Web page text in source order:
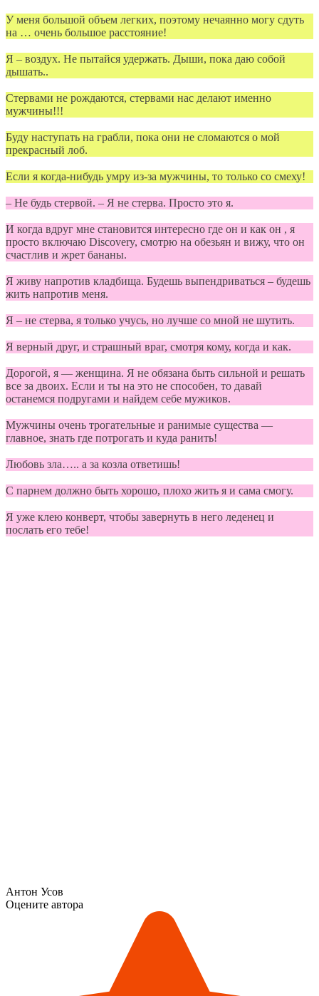
У меня большой объем легких, поэтому нечаянно могу сдуть
на … очень большое расстояние!
Я – воздух. Не пытайся удержать. Дыши, пока даю собой
дышать..
Стервами не рождаются, стервами нас делают именно
мужчины!!!
Буду наступать на грабли, пока они не сломаются о мой
прекрасный лоб.
Если я когда-нибудь умру из-за мужчины, то только со смеху!
– Не будь стервой. – Я не стерва. Просто это я.
И когда вдруг мне становится интересно где он и как он , я
просто включаю Discovery, смотрю на обезьян и вижу, что он
счастлив и жрет бананы.
Я живу напротив кладбища. Будешь выпендриваться – будешь
жить напротив меня.
Я – не стерва, я только учусь, но лучше со мной не шутить.
Я верный друг, и страшный враг, смотря кому, когда и как.
Дорогой, я — женщина. Я не обязана быть сильной и решать
все за двоих. Если и ты на это не способен, то давай
останемся подругами и найдем себе мужиков.
Мужчины очень трогательные и ранимые существа —
главное, знать где потрогать и куда ранить!
Любовь зла….. а за козла ответишь!
С парнем должно быть хорошо, плохо жить я и сама смогу.
Я уже клею конверт, чтобы завернуть в него леденец и
послать его тебе!
Антон Усов
Оцените автора